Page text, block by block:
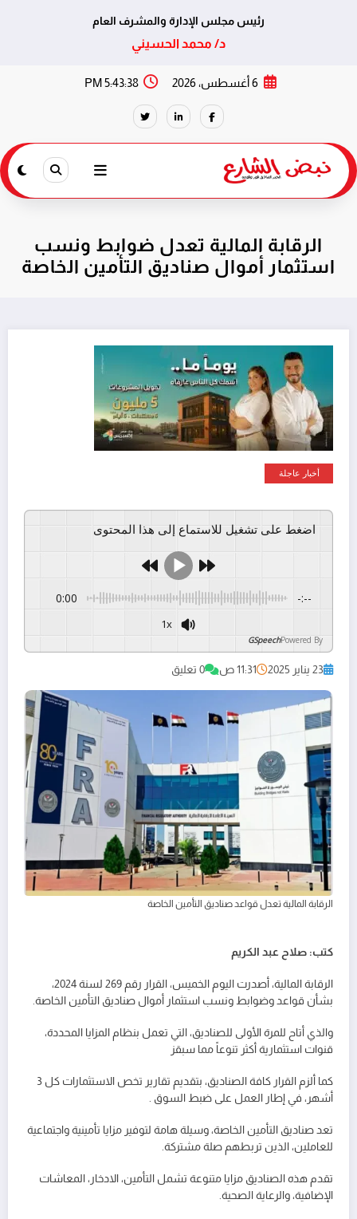
رئيس مجلس الإدارة والمشرف العام
د/ محمد الحسيني
6 أغسطس، 2026 5:43:38 PM
الرقابة المالية تعدل ضوابط ونسب
استثمار أموال صناديق التأمين الخاصة
أخبار عاجلة
اضغط على تشغيل للاستماع إلى هذا المحتوى
0:00 -:--
1x
Powered By
GSpeech
23 يناير 2025 11:31 ص 0 تعليق
الرقابة المالية تعدل قواعد صناديق التأمين الخاصة
كتب: صلاح عبد الكريم
الرقابة المالية، أصدرت اليوم الخميس، القرار رقم 269 لسنة 2024،
بشأن قواعد وضوابط ونسب استثمار أموال صناديق التأمين الخاصة.
والذي أتاح للمرة الأولى للصناديق، التي تعمل بنظام المزايا المحددة،
قنوات استثمارية أكثر تنوعاً مما سبقز
كما ألزم القرار كافة الصناديق، بتقديم تقارير تخص الاستثمارات كل 3
أشهر، في إطار العمل على ضبط السوق .
تعد صناديق التأمين الخاصة، وسيلة هامة لتوفير مزايا تأمينية واجتماعية
للعاملين، الذين تربطهم صلة مشتركة.
تقدم هذه الصناديق مزايا متنوعة تشمل التأمين، الادخار، المعاشات
الإضافية، والرعاية الصحية.